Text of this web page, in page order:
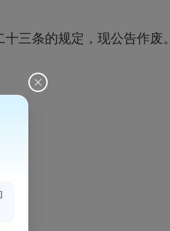
三条的规定，现公告作废。